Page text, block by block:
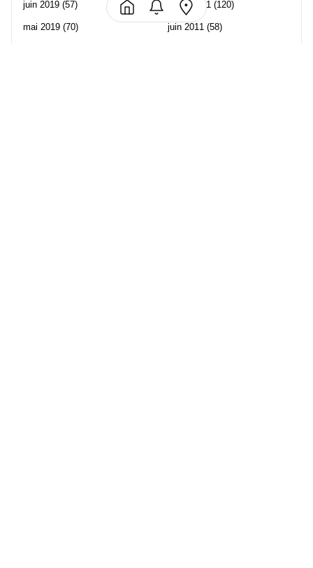
juin 2019 (57)
mai 2019 (70)
juillet 2011 (120)
juin 2011 (58)